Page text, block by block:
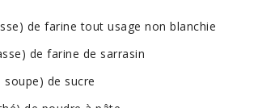
de farine tout usage non blanchie
de farine de sarrasin
soupe) de sucre